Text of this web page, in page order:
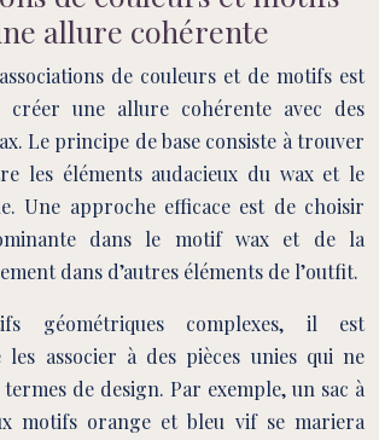
allure cohérente
de couleurs et de motifs est
créer une allure cohérente avec des
Le principe de base consiste à trouver
les éléments audacieux du wax et le
Une approche efficace est de choisir
dans le motif wax et de la
dans d’autres éléments de l’outfit.
géométriques complexes, il est
les associer à des pièces unies qui ne
de design. Par exemple, un sac à
motifs orange et bleu vif se mariera